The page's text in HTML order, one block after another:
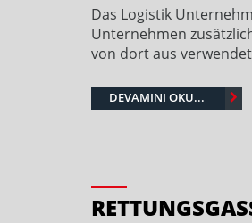
Das Logistik
Unternehmen
von dort aus
DEVAMINI OKU...